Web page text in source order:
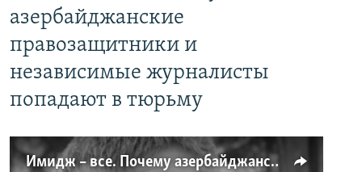
азербайджанские
правозащитники и
независимые журналисты
попадают в тюрьму
Имидж – все. Почему азербайджанские правозащитники и независимые журналисты попадают в тюрьму